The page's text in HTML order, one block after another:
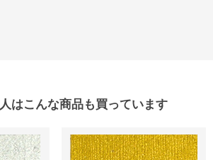
はこんな商品も買っています